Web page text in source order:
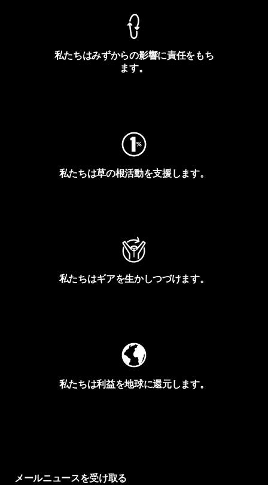
私たちはみずからの影響に責任をもち
ます。
私たちは草の根活動を支援します。
私たちはギアを生かしつづけます。
私たちは利益を地球に還元します。
メールニュースを受け取る